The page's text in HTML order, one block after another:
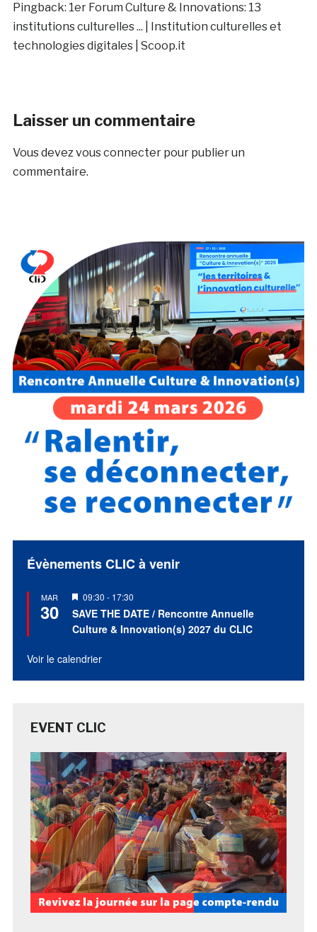
Pingback: 1er Forum Culture & Innovations: 13
institutions culturelles ... | Institution culturelles et
technologies digitales | Scoop.it
Laisser un commentaire
Vous devezvous connecterpour publier un
commentaire.
Évènements CLIC à venir
MAR
30
Mis
en
avant
09:30 - 17:30
SAVE THE DATE / Rencontre Annuelle
Culture & Innovation(s) 2027 du CLIC
Voir le calendrier
EVENT CLIC